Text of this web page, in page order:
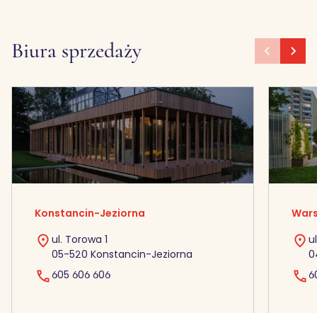
Biura sprzedaży
Konstancin-Jeziorna
ul. Torowa 1
05-520 Konstancin-Jeziorna
605 606 606